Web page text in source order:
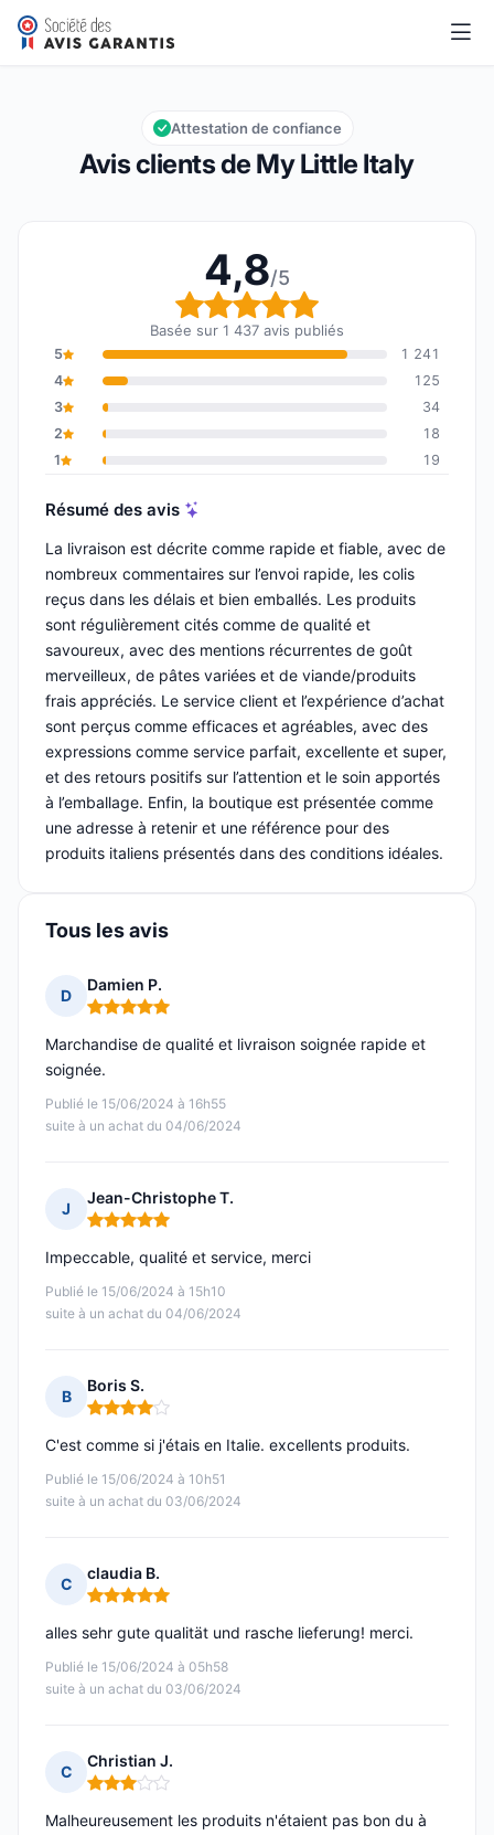
My Little Italy
Note globale : 4,8 sur 5
4,8/5
Avis clients de My Little Italy
Attestation de confiance
4,8/5
Note globale : 4,8 sur 5
Basée sur 1 437 avis publiés
5
1 241
4
125
3
34
2
18
1
19
Résumé des avis
La livraison est décrite comme rapide et fiable, avec de
nombreux commentaires sur l’envoi rapide, les colis
reçus dans les délais et bien emballés. Les produits
sont régulièrement cités comme de qualité et
savoureux, avec des mentions récurrentes de goût
merveilleux, de pâtes variées et de viande/produits
frais appréciés. Le service client et l’expérience d’achat
sont perçus comme efficaces et agréables, avec des
expressions comme service parfait, excellente et super,
et des retours positifs sur l’attention et le soin apportés
à l’emballage. Enfin, la boutique est présentée comme
une adresse à retenir et une référence pour des
produits italiens présentés dans des conditions idéales.
Tous les avis
D
Damien P.
Note : 5 sur 5
Publié le 15/06/2024 à 16h55
suite à un achat du 04/06/2024
Marchandise de qualité et livraison soignée rapide et
soignée.
J
Jean-Christophe T.
Note : 5 sur 5
Publié le 15/06/2024 à 15h10
suite à un achat du 04/06/2024
Impeccable, qualité et service, merci
B
Boris S.
Note : 4 sur 5
Publié le 15/06/2024 à 10h51
suite à un achat du 03/06/2024
C'est comme si j'étais en Italie. excellents produits.
C
claudia B.
Note : 5 sur 5
Publié le 15/06/2024 à 05h58
suite à un achat du 03/06/2024
alles sehr gute qualität und rasche lieferung! merci.
C
Christian J.
Note : 3 sur 5
Malheureusement les produits n'étaient pas bon du à